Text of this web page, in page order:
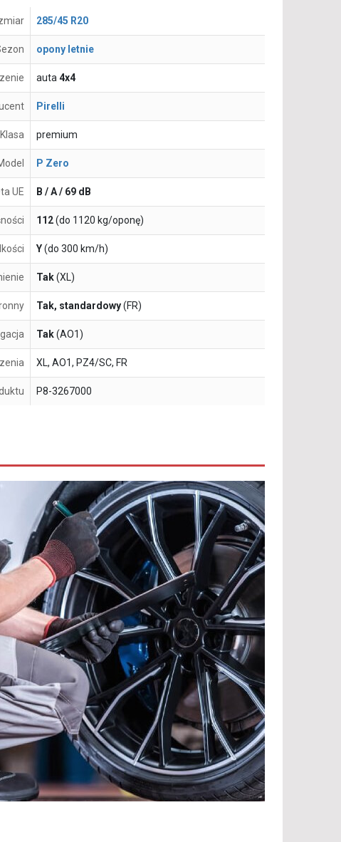
285/45 R20
opony letnie
auta4x4
Pirelli
Klasa premium
P Zero
UE B / A / 69 dB
112(do 1120 kg/oponę)
Y(do 300 km/h)
Tak(XL)
Tak, standardowy(FR)
Tak(AO1)
XL, AO1, PZ4/SC, FR
P8-3267000